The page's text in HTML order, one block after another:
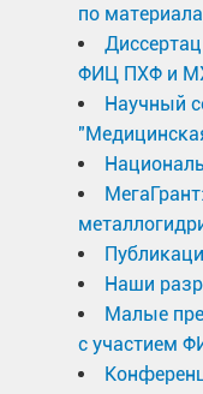
по
ФИЦ ПХФ и
Научный
Наши
Малые
с участием